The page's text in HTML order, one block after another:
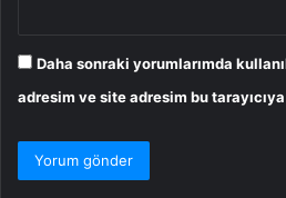
Daha sonraki yorumlarımda
adresim ve site adresim bu